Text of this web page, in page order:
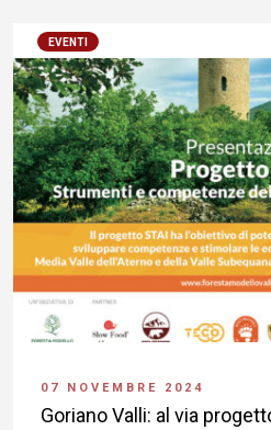
EVENTI
07 NOVEMBRE 2024
Goriano Valli: al via